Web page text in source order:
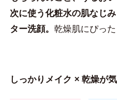
次に使う化粧水の肌なじ
ター洗顔。 乾燥肌にぴった
しっかりメイク × 乾燥が